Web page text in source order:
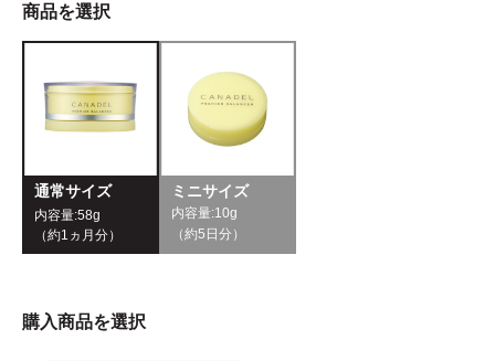
ィア
商品を選択
通常サイズ
内容量:58g
（約1ヵ月分）
ミニサイズ
内容量:10g
（約5日分）
購入商品を選択